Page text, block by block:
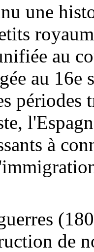
une
au
au 16e
à
de